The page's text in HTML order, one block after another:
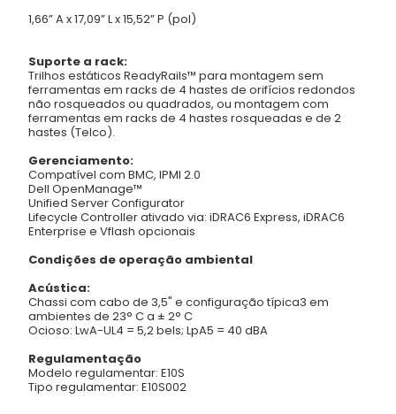
1,66” A x 17,09” L x 15,52” P (pol)
Suporte a rack:
Trilhos estáticos ReadyRails™ para montagem sem
ferramentas em racks de 4 hastes de orifícios redondos
não rosqueados ou quadrados, ou montagem com
ferramentas em racks de 4 hastes rosqueadas e de 2
hastes (Telco).
Gerenciamento:
Compatível com BMC, IPMI 2.0
Dell OpenManage™
Unified Server Configurator
Lifecycle Controller ativado via: iDRAC6 Express, iDRAC6
Enterprise e Vflash opcionais
Condições de operação ambiental
Acústica:
Chassi com cabo de 3,5" e configuração típica3 em
ambientes de 23° C a ± 2° C
Ocioso: LwA-UL4 = 5,2 bels; LpA5 = 40 dBA
Regulamentação
Modelo regulamentar: E10S
Tipo regulamentar: E10S002